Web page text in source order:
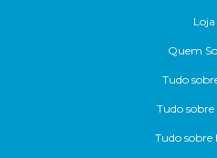
Loja
Quem
Tudo
Tudo
Tudo sobre